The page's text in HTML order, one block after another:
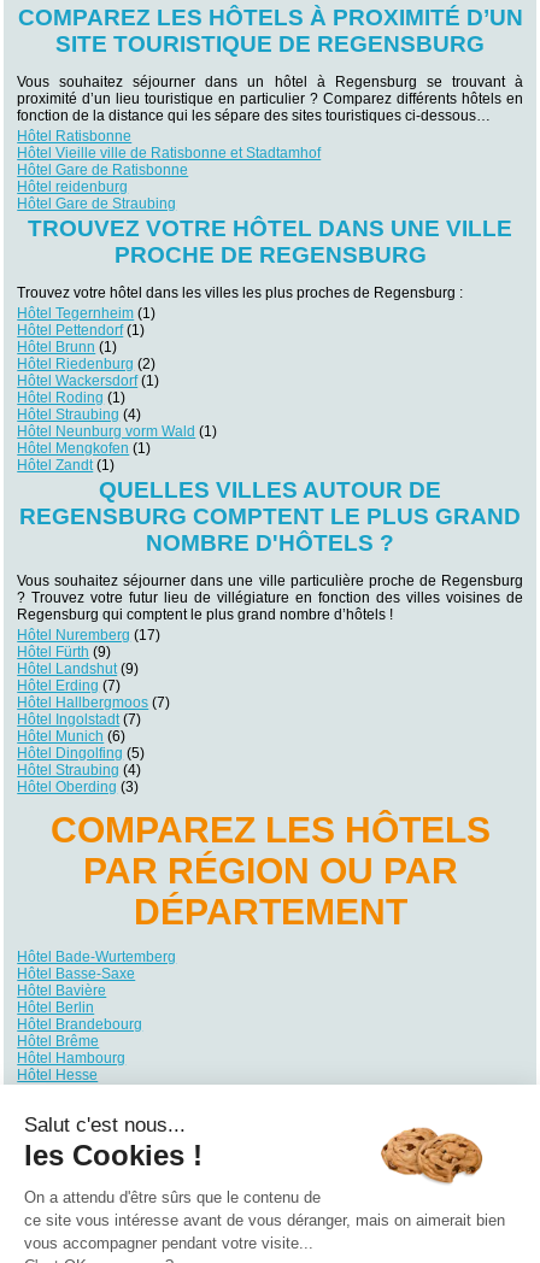
COMPAREZ LES HÔTELS À PROXIMITÉ D’UN
SITE TOURISTIQUE DE REGENSBURG
Vous souhaitez séjourner dans un hôtel à Regensburg se trouvant à
proximité d’un lieu touristique en particulier ? Comparez différents hôtels en
fonction de la distance qui les sépare des sites touristiques ci-dessous…
Hôtel Ratisbonne
Hôtel Vieille ville de Ratisbonne et Stadtamhof
Hôtel Gare de Ratisbonne
Hôtel reidenburg
Hôtel Gare de Straubing
TROUVEZ VOTRE HÔTEL DANS UNE VILLE
PROCHE DE REGENSBURG
Trouvez votre hôtel dans les villes les plus proches de Regensburg :
Hôtel Tegernheim (1)
Hôtel Pettendorf(1)
Hôtel Brunn (1)
Hôtel Riedenburg (2)
Hôtel Wackersdorf(1)
Hôtel Roding (1)
Hôtel Straubing (4)
Hôtel Neunburg vorm Wald (1)
Hôtel Mengkofen (1)
Hôtel Zandt(1)
QUELLES VILLES AUTOUR DE
REGENSBURG COMPTENT LE PLUS GRAND
NOMBRE D'HÔTELS ?
Vous souhaitez séjourner dans une ville particulière proche de Regensburg
? Trouvez votre futur lieu de villégiature en fonction des villes voisines de
Regensburg qui comptent le plus grand nombre d’hôtels !
Hôtel Nuremberg (17)
Hôtel Fürth (9)
Hôtel Landshut(9)
Hôtel Erding (7)
Hôtel Hallbergmoos (7)
Hôtel Ingolstadt(7)
Hôtel Munich (6)
Hôtel Dingolfing (5)
Hôtel Straubing (4)
Hôtel Oberding (3)
COMPAREZ LES HÔTELS
PAR RÉGION OU PAR
DÉPARTEMENT
Hôtel Bade-Wurtemberg
Hôtel Basse-Saxe
Hôtel Bavière
Hôtel Berlin
Hôtel Brandebourg
Hôtel Brême
Hôtel Hambourg
Hôtel Hesse
Hôtel Rhénanie-Palatinat
Hôtel Sarre
Hôtel Saxe
Hôtel Schleswig-Holstein
Qui sommes nous ? |Contactez-nous
Salut c'est nous...
les Cookies !
On a attendu d'être sûrs que le contenu de
ce site vous intéresse avant de vous déranger, mais on aimerait bien
vous accompagner pendant votre visite...